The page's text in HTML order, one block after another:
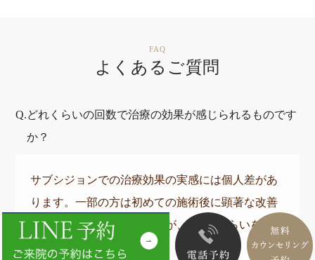
FAQ
よくあるご質問
どれくらいの回数で治療の効果が感じられるものです
か？
サブシジョンでの治療効果の実感には個人差があ
ります。一部の方は初めての施術後に顕著な改善
が見られることもありますが、3~5回くらいを推奨
しております。